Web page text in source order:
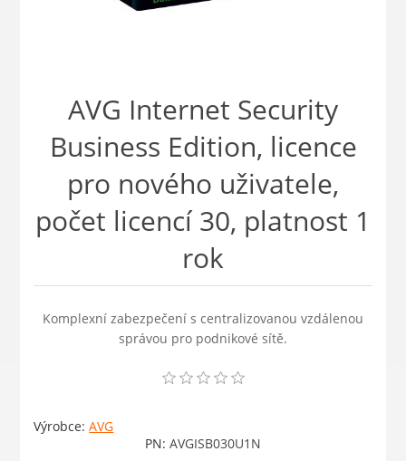
AVG Internet Security
Business Edition, licence
pro nového uživatele,
počet licencí 30, platnost 1
rok
Komplexní zabezpečení s centralizovanou vzdálenou
správou pro podnikové sítě.
Výrobce: AVG
PN: AVGISB030U1N